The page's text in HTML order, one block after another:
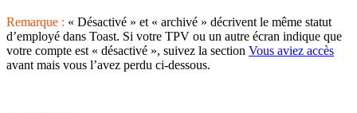
Remarque : « Désactivé » et « archivé » décrivent le même statut
d’employé dans Toast. Si votre TPV ou un autre écran indique que
votre compte est « désactivé », suivez la section Vous aviez accès
avant mais vous l’avez perdu ci-dessous.